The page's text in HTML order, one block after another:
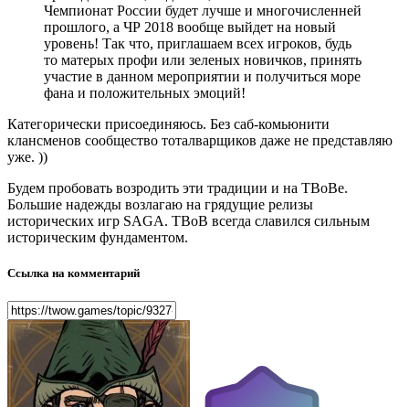
Чемпионат России будет лучше и многочисленней
прошлого, а ЧР 2018 вообще выйдет на новый
уровень! Так что, приглашаем всех игроков, будь
то матерых профи или зеленых новичков, принять
участие в данном мероприятии и получиться море
фана и положительных эмоций!
Категорически присоединяюсь. Без саб-комьюнити
клансменов сообщество тоталварщиков даже не представляю
уже. ))
Будем пробовать возродить эти традиции и на ТВоВе.
Большие надежды возлагаю на грядущие релизы
исторических игр SAGA. ТВоВ всегда славился сильным
историческим фундаментом.
Ссылка на комментарий